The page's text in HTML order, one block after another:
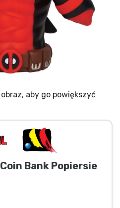
aby go powiększyć
Bank Popiersie